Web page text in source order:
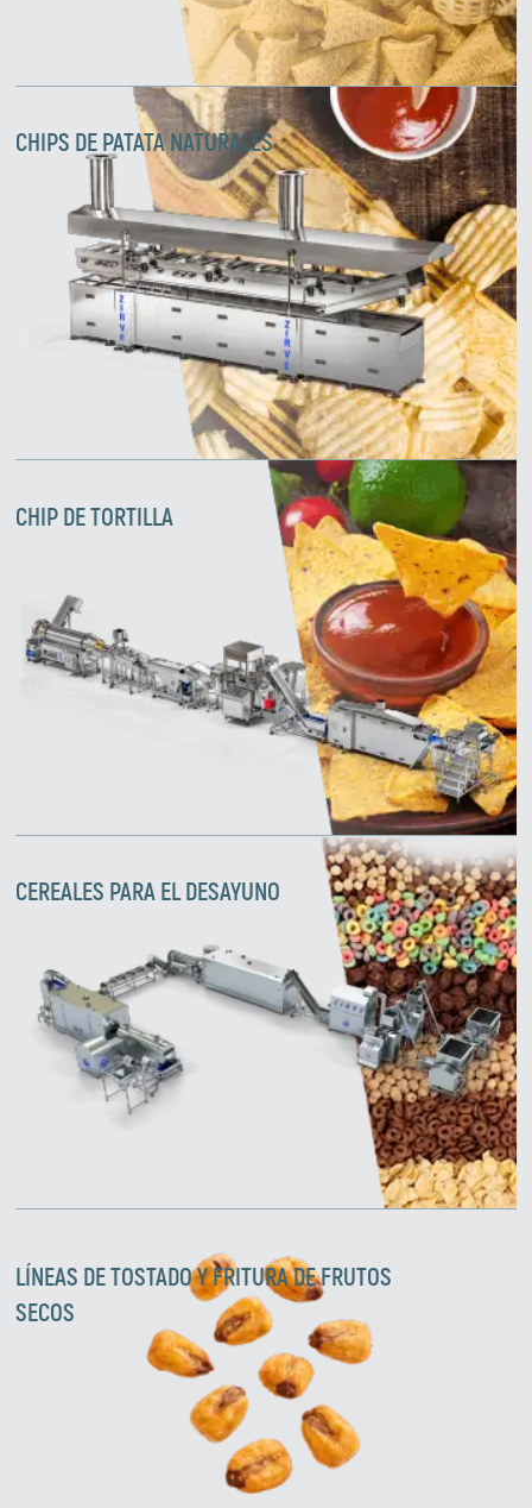
CHIPS DE PATATA NATURALES
CHIP DE TORTILLA
CEREALES PARA EL DESAYUNO
LÍNEAS DE TOSTADO Y FRITURA DE FRUTOS
SECOS
Zirve Extrussion
Le responderemos lo antes posible.